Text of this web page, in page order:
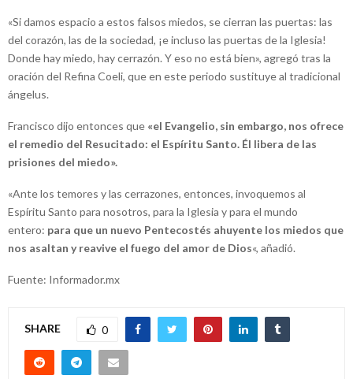
«Si damos espacio a estos falsos miedos, se cierran las puertas: las
del corazón, las de la sociedad, ¡e incluso las puertas de la Iglesia!
Donde hay miedo, hay cerrazón. Y eso no está bien», agregó tras la
oración del Refina Coeli, que en este periodo sustituye al tradicional
ángelus.
Francisco dijo entonces que «el Evangelio, sin embargo, nos ofrece
el remedio del Resucitado: el Espíritu Santo. Él libera de las
prisiones del miedo».
«Ante los temores y las cerrazones, entonces, invoquemos al
Espíritu Santo para nosotros, para la Iglesia y para el mundo
entero: para que un nuevo Pentecostés ahuyente los miedos que
nos asaltan y reavive el fuego del amor de Dios«, añadió.
Fuente: Informador.mx
SHARE 0